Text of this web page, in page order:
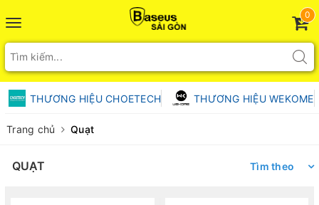
Toggle
navigation
0
THƯƠNG HIỆU CHOETECH THƯƠNG HIỆU WEKOME
Trang chủ Quạt
QUẠT Tìm theo